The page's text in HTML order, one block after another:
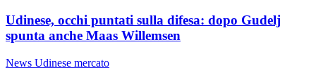
Udinese, occhi puntati sulla difesa: dopo Gudelj
spunta anche Maas Willemsen
News Udinese mercato